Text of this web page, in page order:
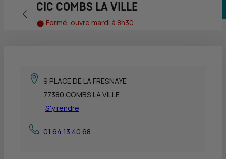
Retour vers la page précédente
CIC COMBS LA VILLE
Fermé, ouvre mardi à 8h30
9 PLACE DE LA FRESNAYE
77380 COMBS LA VILLE
S'y rendre
01 64 13 40 68